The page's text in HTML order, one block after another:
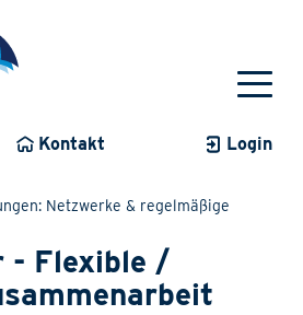
Kontakt Login
Netzwerke & regelmäßige
- Flexible /